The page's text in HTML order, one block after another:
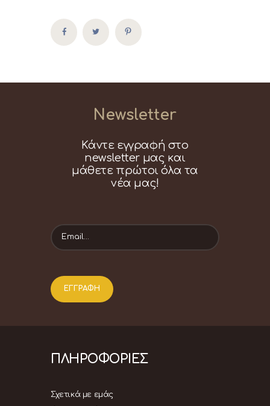
Newsletter
Κάντε εγγραφή στο
newsletter μας και
μάθετε πρώτοι όλα τα
νέα μας!
ΠΛΗΡΟΦΟΡΙΕΣ
Σχετικά με εμάς